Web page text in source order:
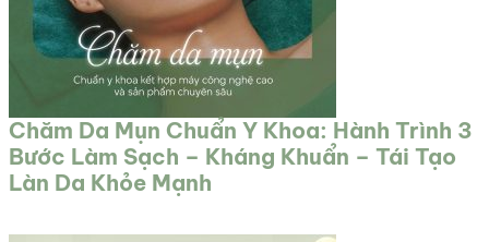
Chăm Da Mụn Chuẩn Y Khoa: Hành Trình 3
Bước Làm Sạch – Kháng Khuẩn – Tái Tạo
Làn Da Khỏe Mạnh